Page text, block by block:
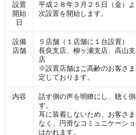
設置
開始
日
平成２８年３月２５日（金）
次設置を開始します。
設備
店舗
５店舗（１店舗に１台設置）
長良支店、柳ヶ瀬支店、高山
店
※設置店舗はご高齢のお客さ
定しております。
内容
話す側の声を明瞭にし、聴く
す。
耳に装着しないため、お客さ
なく、円滑なコミュニケーシ
はかれます。